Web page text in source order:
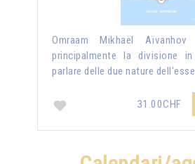
Omraam Mikhaël
principalmente la divisione
parlare delle due nature
31.00CHF